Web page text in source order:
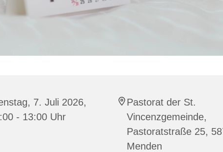
7. Juli 2026,
- 13:00 Uhr
Pastorat der St.
Vincenzgemeinde,
Pastoratstraße 25,
Menden